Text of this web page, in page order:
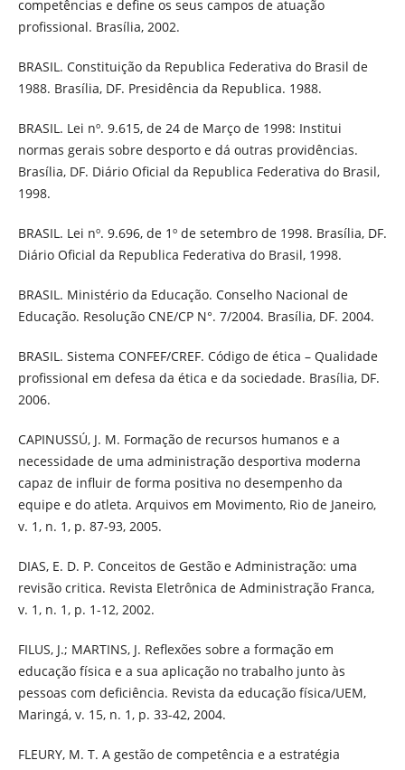
competências e define os seus campos de atuação
profissional. Brasília, 2002.
BRASIL. Constituição da Republica Federativa do Brasil de
1988. Brasília, DF. Presidência da Republica. 1988.
BRASIL. Lei nº. 9.615, de 24 de Março de 1998: Institui
normas gerais sobre desporto e dá outras providências.
Brasília, DF. Diário Oficial da Republica Federativa do Brasil,
1998.
BRASIL. Lei nº. 9.696, de 1º de setembro de 1998. Brasília, DF.
Diário Oficial da Republica Federativa do Brasil, 1998.
BRASIL. Ministério da Educação. Conselho Nacional de
Educação. Resolução CNE/CP N°. 7/2004. Brasília, DF. 2004.
BRASIL. Sistema CONFEF/CREF. Código de ética – Qualidade
profissional em defesa da ética e da sociedade. Brasília, DF.
2006.
CAPINUSSÚ, J. M. Formação de recursos humanos e a
necessidade de uma administração desportiva moderna
capaz de influir de forma positiva no desempenho da
equipe e do atleta. Arquivos em Movimento, Rio de Janeiro,
v. 1, n. 1, p. 87-93, 2005.
DIAS, E. D. P. Conceitos de Gestão e Administração: uma
revisão critica. Revista Eletrônica de Administração Franca,
v. 1, n. 1, p. 1-12, 2002.
FILUS, J.; MARTINS, J. Reflexões sobre a formação em
educação física e a sua aplicação no trabalho junto às
pessoas com deficiência. Revista da educação física/UEM,
Maringá, v. 15, n. 1, p. 33-42, 2004.
FLEURY, M. T. A gestão de competência e a estratégia